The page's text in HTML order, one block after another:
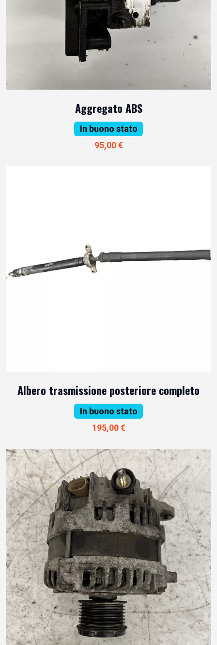
Aggregato ABS
In buono stato
95,00 €
Albero trasmissione posteriore completo
In buono stato
195,00 €